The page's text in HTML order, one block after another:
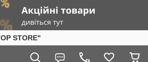
STORE"